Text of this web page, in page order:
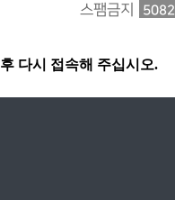
스팸금지 5082